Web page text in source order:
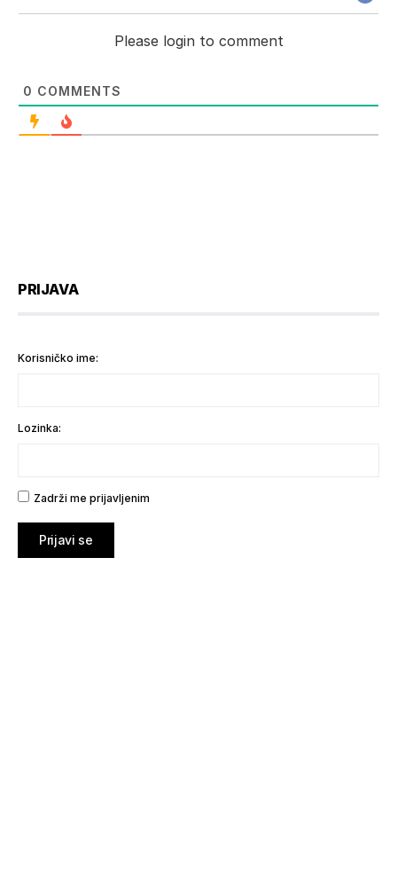
Please login to comment
0 COMMENTS
PRIJAVA
Korisničko ime:
Lozinka:
Zadrži me prijavljenim
Prijavi se